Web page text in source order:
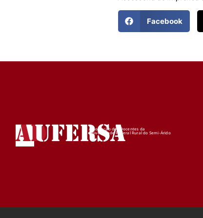
Facebook
ADUFERSA
Associação dos Docentes da
Universidade Federal Rural do Semi-Árido